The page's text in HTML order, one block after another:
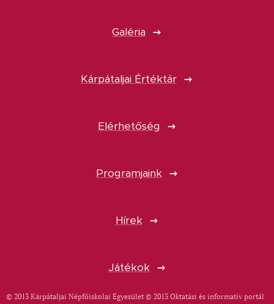
Galéria
Kárpátaljai Értéktár
Elérhetőség
Programjaink
Hírek
Játékok
© 2013 Kárpátaljai Népfőiskolai Egyesület © 2013 Oktatási és informatív portál